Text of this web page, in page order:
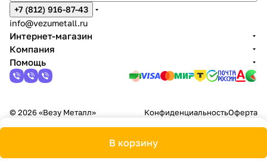
В корзину
+7 (812) 916-87-43
info@vezumetall.ru
Интернет-магазин
Компания
Помощь
© 2026 «Везу Металл» КонфиденциальностьОферта